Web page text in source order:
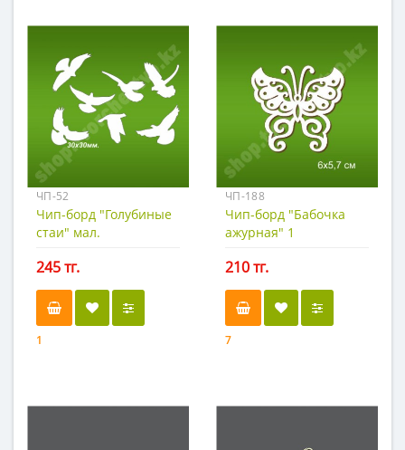
ЧП-52
Чип-борд "Голубиные
стаи" мал.
245 тг.
1
ЧП-188
Чип-борд "Бабочка
ажурная" 1
210 тг.
7